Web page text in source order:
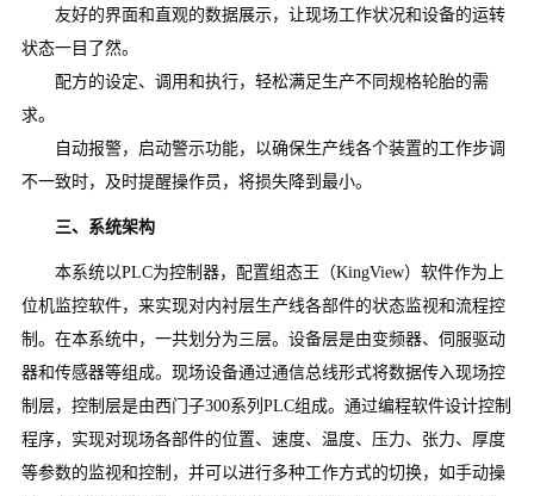
友好的界面和直观的数据展示，让现场工作状况和设备的运转
状态一目了然。
配方的设定、调用和执行，轻松满足生产不同规格轮胎的需
求。
自动报警，启动警示功能，以确保生产线各个装置的工作步调
不一致时，及时提醒操作员，将损失降到最小。
三、系统架构
本系统以PLC为控制器，配置组态王（KingView）软件作为上
位机监控软件，来实现对内衬层生产线各部件的状态监视和流程控
制。在本系统中，一共划分为三层。设备层是由变频器、伺服驱动
器和传感器等组成。现场设备通过通信总线形式将数据传入现场控
制层，控制层是由西门子300系列PLC组成。通过编程软件设计控制
程序，实现对现场各部件的位置、速度、温度、压力、张力、厚度
等参数的监视和控制，并可以进行多种工作方式的切换，如手动操